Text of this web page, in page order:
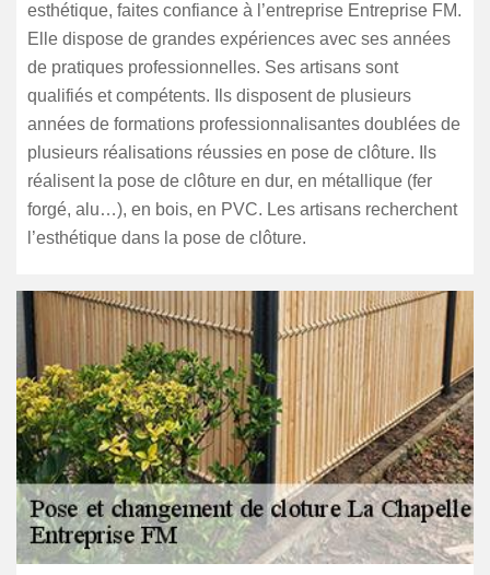
esthétique, faites confiance à l’entreprise Entreprise FM.
Elle dispose de grandes expériences avec ses années
de pratiques professionnelles. Ses artisans sont
qualifiés et compétents. Ils disposent de plusieurs
années de formations professionnalisantes doublées de
plusieurs réalisations réussies en pose de clôture. Ils
réalisent la pose de clôture en dur, en métallique (fer
forgé, alu…), en bois, en PVC. Les artisans recherchent
l’esthétique dans la pose de clôture.